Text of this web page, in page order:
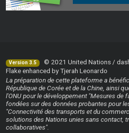
Version 3.5
© 2021 United Nations /
Flake enhanced by Tjerah Leonardo
La préparation de cette plateforme a
République de Corée et de la Chine, ainsi
l'ONU pour le développement "Mesures de
fondées sur des données probantes pour
"Connectivité des transports et du
solutions des Nations unies sans contact,
collaboratives".